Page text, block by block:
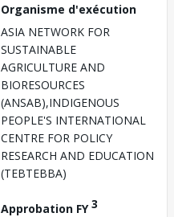
Organisme d'exécution
ASIA NETWORK FOR
SUSTAINABLE
AGRICULTURE AND
BIORESOURCES
(ANSAB),INDIGENOUS
PEOPLE'S INTERNATIONAL
CENTRE FOR POLICY
RESEARCH AND EDUCATION
(TEBTEBBA)
Approbation FY3